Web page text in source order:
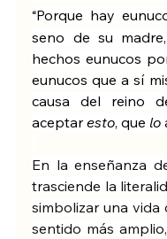
“Porque hay
seno de su
hechos eunucos
eunucos que a sí
causa del reino
aceptar esto, que lo
En la enseñanza
trasciende la
simbolizar una vida
sentido más